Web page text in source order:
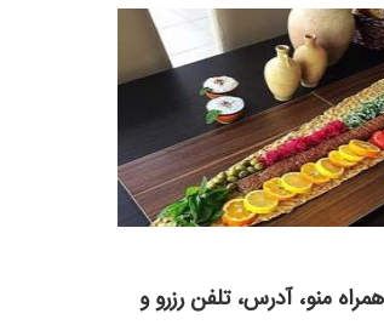
منو، آدرس، تلفن رزرو و